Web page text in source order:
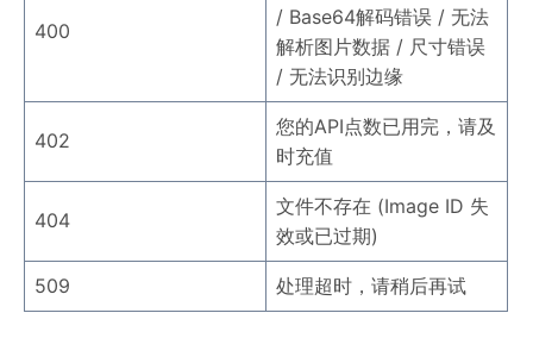
400
/ Base64解码错误 / 无法
解析图片数据 / 尺寸错误
/ 无法识别边缘
402
您的API点数已用完，请及
时充值
404
文件不存在 (Image ID 失
效或已过期)
509 处理超时，请稍后再试